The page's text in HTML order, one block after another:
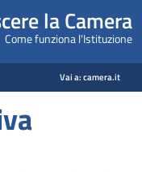
la Camera
Come funziona l'Istituzione
Vai a:camera.it